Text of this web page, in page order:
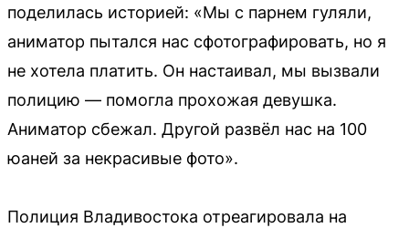
поделилась историей: «Мы с парнем гуляли,
аниматор пытался нас сфотографировать, но я
не хотела платить. Он настаивал, мы вызвали
полицию — помогла прохожая девушка.
Аниматор сбежал. Другой развёл нас на 100
юаней за некрасивые фото».
Полиция Владивостока отреагировала на